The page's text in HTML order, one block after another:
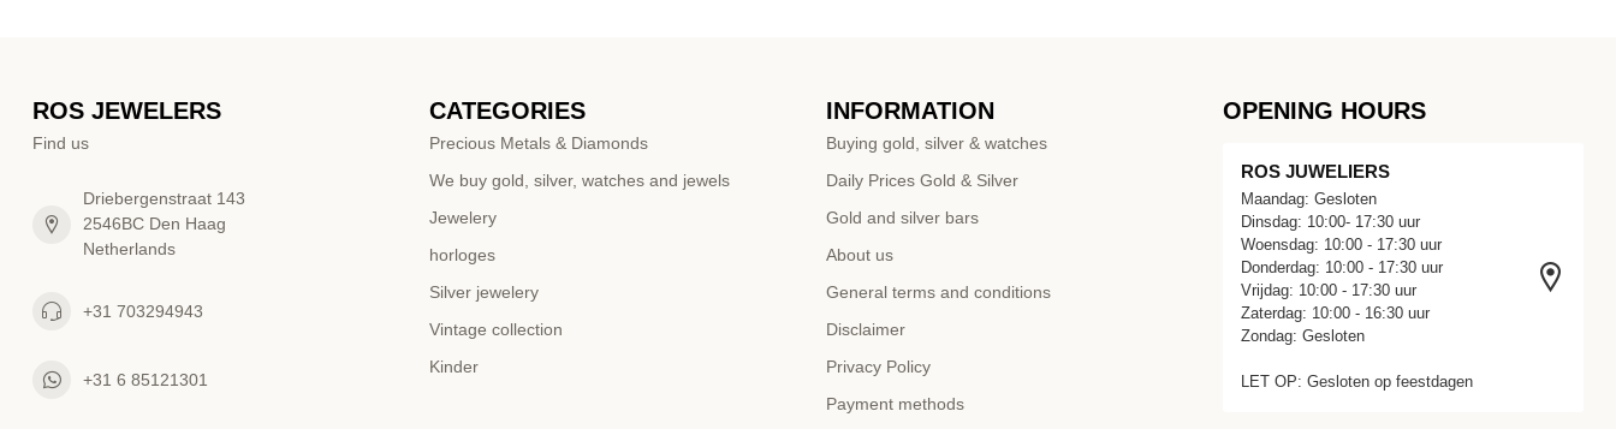
ROS JEWELERS
Find us
Driebergenstraat 143
2546BC Den Haag
Netherlands
+31 703294943
+31 6 85121301
CATEGORIES
Precious Metals & Diamonds
We buy gold, silver, watches and jewels
Jewelery
horloges
Silver jewelery
Vintage collection
Kinder
INFORMATION
Buying gold, silver & watches
Daily Prices Gold & Silver
Gold and silver bars
About us
General terms and conditions
Disclaimer
Privacy Policy
Payment methods
OPENING HOURS
ROS JUWELIERS
Maandag: Gesloten
Dinsdag: 10:00- 17:30 uur
Woensdag: 10:00 - 17:30 uur
Donderdag: 10:00 - 17:30 uur
Vrijdag: 10:00 - 17:30 uur
Zaterdag: 10:00 - 16:30 uur
Zondag: Gesloten
LET OP: Gesloten op feestdagen